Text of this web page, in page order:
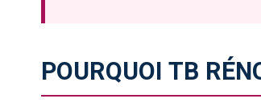
POURQUOI TB